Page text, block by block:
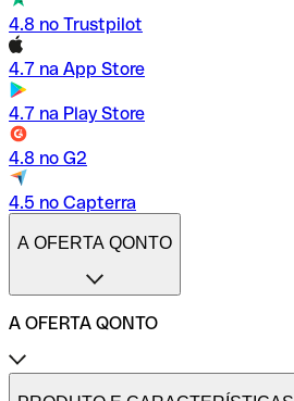
4.8 no Trustpilot
4.7 na App Store
4.7 na Play Store
4.8 no G2
4.5 no Capterra
A OFERTA QONTO
A OFERTA QONTO